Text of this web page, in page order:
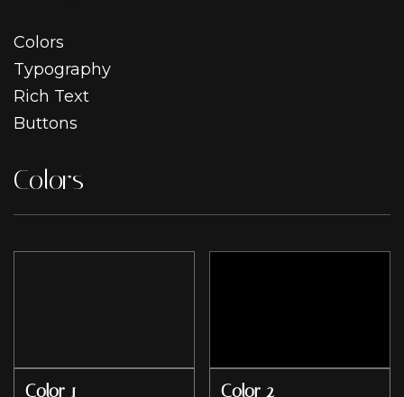
Colors
Typography
Rich Text
Buttons
Colors
Color 1 Color 2